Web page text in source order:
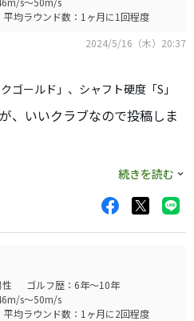
平均ラウンド数：1ヶ月に1回程度
2024/5/16（木）20:37
ゴールド」、シャフト硬度「S」
、いいクラブなので投稿しま
モデルですが、racのコンボア
のみracを使用し5～PWまでを
打感最高です。
で芯を外せばミスとして出ま
さかなと思います。
続きを読む
ゴルフ歴：6年～10年
s～50m/s
平均ラウンド数：1ヶ月に2回程度